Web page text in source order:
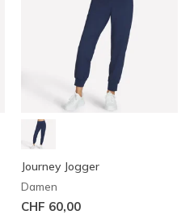
Journey Jogger
Damen
CHF 60,00